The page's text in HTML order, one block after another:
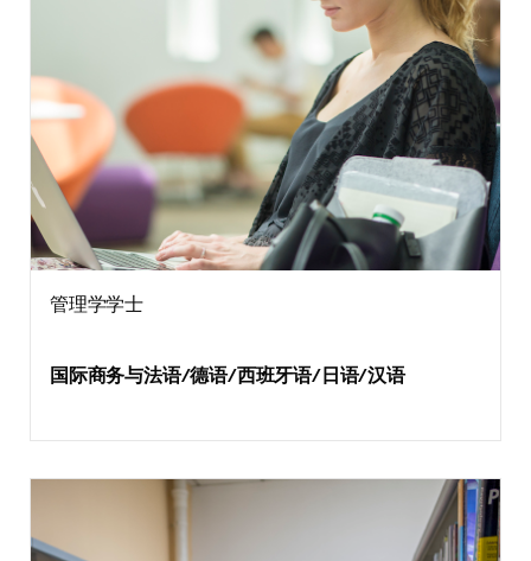
管理学学士
国际商务与法语/德语/西班牙语/日语/汉语